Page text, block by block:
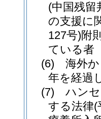
(中国残留
の支援に
127号)附
ている者
(6)
海外
年を経過
(7)
ハン
する法律(